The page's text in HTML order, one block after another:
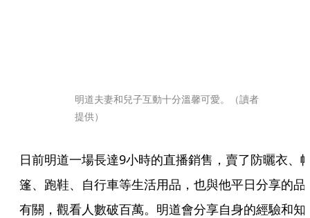
明道夫妻和兒子互動十分溫馨可愛。（讀者
提供）
日前明道一場長達9小時的直播銷售，賣了防曬衣、
篷、跑鞋、自行車等生活用品，也與他平日分享的品
有關，觀看人數破百萬。明道會分享自身的經驗和知